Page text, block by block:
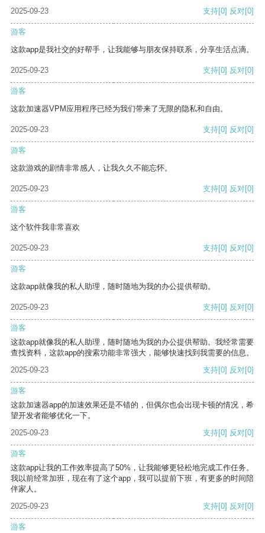
2025-09-23 支持[0] 反对[0]
游客
这款app是我社交的好帮手，让我能够与朋友保持联系，分享生活点滴。
2025-09-23 支持[0] 反对[0]
游客
这款加速器VPM应用程序已经为我们带来了无限的隐私和自由。
2025-09-23 支持[0] 反对[0]
游客
这款游戏的剧情非常感人，让我久久不能忘怀。
2025-09-23 支持[0] 反对[0]
游客
这个软件我非常喜欢
2025-09-23 支持[0] 反对[0]
游客
这款app就像我的私人助理，随时随地为我的办公提供帮助。
2025-09-23 支持[0] 反对[0]
游客
这款app就像我的私人助理，随时随地为我的办公提供帮助。我经常需要
查找资料，这款app的搜索功能非常强大，能够快速找到我需要的信息。
2025-09-23
支持[0] 反对[0]
游客
这款加速器app的加速效果还是不错的，但偶尔也会出现卡顿的情况，希
望开发者能够优化一下。
2025-09-23
支持[0] 反对[0]
游客
这款app让我的工作效率提高了50%，让我能够更轻松地完成工作任务。
我以前经常加班，现在有了这个app，我可以提前下班，有更多的时间陪
伴家人。
2025-09-23
支持[0] 反对[0]
游客